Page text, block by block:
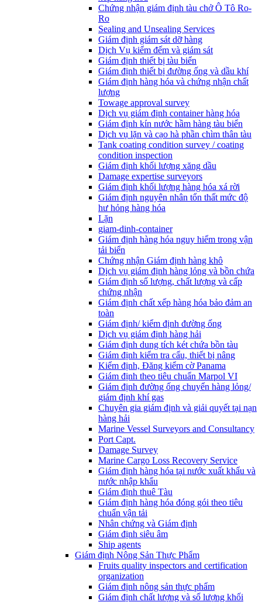
Chứng nhận giám định tàu chở Ô Tô Ro-
Ro
Sealing and Unsealing Services
Giám định giám sát dỡ hàng
Dịch Vụ kiểm đếm và giám sát
Giám định thiết bị tàu biển
Giám định thiết bị đường ống và dầu khí
Giám định hàng hóa và chứng nhận chất
lượng
Towage approval survey
Dịch vụ giám định container hàng hóa
Giám định kín nước hầm hàng tàu biển
Dịch vụ lặn và cạo hà phần chìm thân tàu
Tank coating condition survey / coating
condition inspection
Giám định khối lượng xăng dầu
Damage expertise surveyors
Giám định khối lượng hàng hóa xá rời
Giám định nguyên nhân tổn thất mức độ
hư hỏng hàng hóa
Lặn
giam-dinh-container
Giám định hàng hóa nguy hiểm trong vận
tải biển
Chứng nhận Giám định hàng khô
Dịch vụ giám định hàng lỏng và bồn chứa
Giám định số lượng, chất lượng và cấp
chứng nhận
Giám định chất xếp hàng hóa bảo đảm an
toàn
Giám định/ kiểm định đường ống
Dịch vụ giám định hàng hải
Giám định dung tích két chứa bồn tàu
Giám định kiểm tra cẩu, thiết bị nâng
Kiểm định, Đăng kiểm cờ Panama
Giám định theo tiêu chuẩn Marpol VI
Giám định đường ống chuyển hàng lỏng/
giám định khí gas
Chuyên gia giám định và giải quyết tại nạn
hàng hải
Marine Vessel Surveyors and Consultancy
Port Capt.
Damage Survey
Marine Cargo Loss Recovery Service
Giám định hàng hóa tại nước xuất khẩu và
nước nhập khẩu
Giám định thuê Tàu
Giám định hàng hóa đóng gói theo tiêu
chuẩn vận tải
Nhân chứng và Giám định
Giám định siêu âm
Ship agents
Giám định Nông Sản Thực Phẩm
Fruits quality inspectors and certification
organization
Giám định nông sản thực phẩm
Giám định chất lượng và số lượng khối